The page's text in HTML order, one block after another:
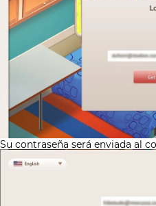
Su contraseña será enviada al